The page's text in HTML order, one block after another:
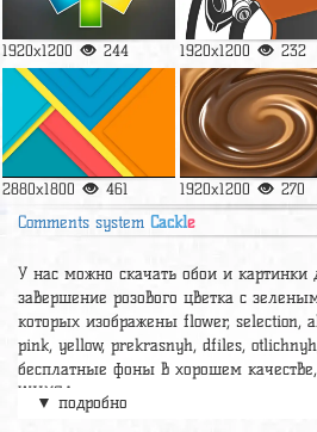
1920x1200 244 1920x1200 232
2880x1800 461 1920x1200 270
Comments system Cackle
У нас можно скачать обои и картинки
завершение розового цветка с
которых изображены flower, selection,
pink, yellow, prekrasnyh, dfiles,
бесплатные фоны в хорошем качестве,
WUXGA.
▼ подробно